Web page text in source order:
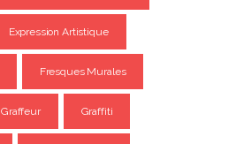
Expression Artistique
Fresques Murales
Graffeur Graffiti